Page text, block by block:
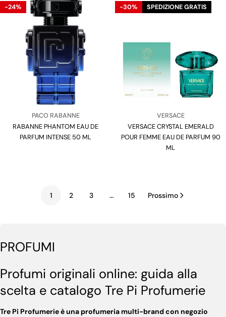
-24%
Venditore:
PACO RABANNE
Tipo:
RABANNE PHANTOM EAU DE
PARFUM INTENSE 50 ML
-30% SPEDIZIONE GRATIS
Venditore:
VERSACE
Tipo:
VERSACE CRYSTAL EMERALD
POUR FEMME EAU DE PARFUM 90
ML
1 2 3 … 15 Prossimo
PROFUMI
Profumi originali online: guida alla
scelta e catalogo Tre Pi Profumerie
Tre Pi Profumerie è una profumeria multi-brand con negozio